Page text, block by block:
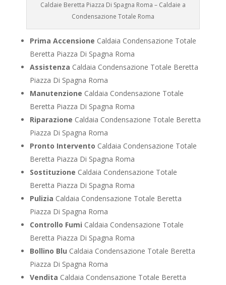
Caldaie Beretta Piazza Di Spagna Roma – Caldaie a
Condensazione Totale Roma
Prima Accensione Caldaia Condensazione Totale
Beretta Piazza Di Spagna Roma
Assistenza Caldaia Condensazione Totale Beretta
Piazza Di Spagna Roma
Manutenzione Caldaia Condensazione Totale
Beretta Piazza Di Spagna Roma
Riparazione Caldaia Condensazione Totale Beretta
Piazza Di Spagna Roma
Pronto Intervento Caldaia Condensazione Totale
Beretta Piazza Di Spagna Roma
Sostituzione Caldaia Condensazione Totale
Beretta Piazza Di Spagna Roma
Pulizia Caldaia Condensazione Totale Beretta
Piazza Di Spagna Roma
Controllo Fumi Caldaia Condensazione Totale
Beretta Piazza Di Spagna Roma
Bollino Blu Caldaia Condensazione Totale Beretta
Piazza Di Spagna Roma
Vendita Caldaia Condensazione Totale Beretta